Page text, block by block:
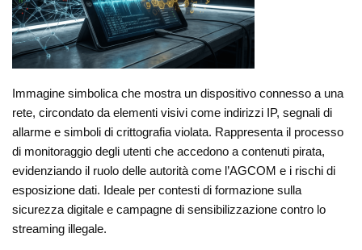
Immagine simbolica che mostra un dispositivo connesso a una
rete, circondato da elementi visivi come indirizzi IP, segnali di
allarme e simboli di crittografia violata. Rappresenta il processo
di monitoraggio degli utenti che accedono a contenuti pirata,
evidenziando il ruolo delle autorità come l’AGCOM e i rischi di
esposizione dati. Ideale per contesti di formazione sulla
sicurezza digitale e campagne di sensibilizzazione contro lo
streaming illegale.